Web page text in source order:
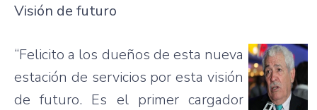
Visión de futuro
“Felicito a los dueños de esta nueva
estación de servicios por esta visión
defuturo. Es el primercargador